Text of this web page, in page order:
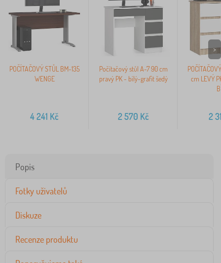
POČÍTAČOVÝ STŮL BM-135
WENGE
4 241 Kč
Počítačový stůl A-7 90 cm
pravý PK - bílý-grafit šedý
2 570 Kč
cm LEVÝ
2
>
Popis
Fotky uživatelů
Diskuze
Recenze produktu